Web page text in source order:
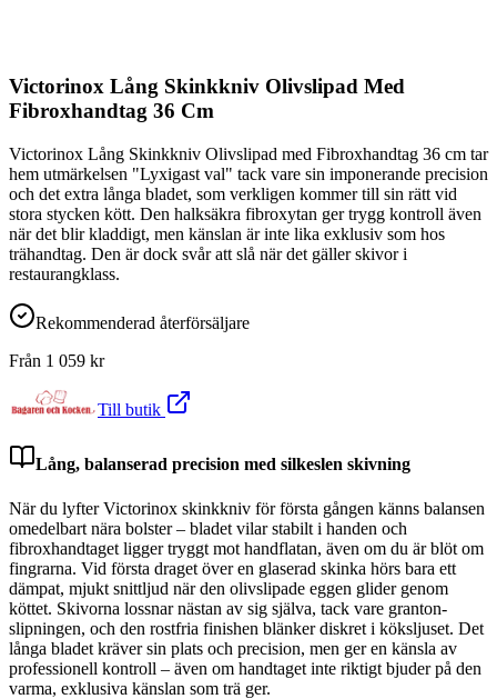
Victorinox Lång Skinkkniv Olivslipad Med
Fibroxhandtag 36 Cm
Victorinox Lång Skinkkniv Olivslipad med Fibroxhandtag 36 cm tar
hem utmärkelsen "Lyxigast val" tack vare sin imponerande precision
och det extra långa bladet, som verkligen kommer till sin rätt vid
stora stycken kött. Den halksäkra fibroxytan ger trygg kontroll även
när det blir kladdigt, men känslan är inte lika exklusiv som hos
trähandtag. Den är dock svår att slå när det gäller skivor i
restaurangklass.
Rekommenderad återförsäljare
Från 1 059 kr
Till butik
Lång, balanserad precision med silkeslen skivning
När du lyfter Victorinox skinkkniv för första gången känns balansen
omedelbart nära bolster – bladet vilar stabilt i handen och
fibroxhandtaget ligger tryggt mot handflatan, även om du är blöt om
fingrarna. Vid första draget över en glaserad skinka hörs bara ett
dämpat, mjukt snittljud när den olivslipade eggen glider genom
köttet. Skivorna lossnar nästan av sig själva, tack vare granton-
slipningen, och den rostfria finishen blänker diskret i köksljuset. Det
långa bladet kräver sin plats och precision, men ger en känsla av
professionell kontroll – även om handtaget inte riktigt bjuder på den
varma, exklusiva känslan som trä ger.